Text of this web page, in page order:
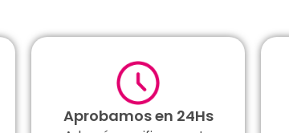
Aprobamos en 24Hs